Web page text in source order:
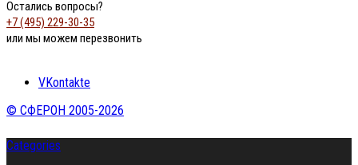
Остались вопросы?
+7 (495) 229-30-35
или мы можем перезвонить
VKontakte
© СФЕРОН 2005-2026
Categories